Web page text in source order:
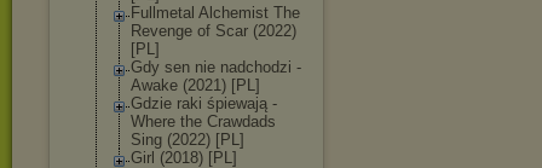
Fullmetal Alchemist The
Revenge of Scar (2022)
[PL]
Gdy sen nie nadchodzi -
Awake (2021) [PL]
Gdzie raki śpiewają -
Where the Crawdads
Sing (2022) [PL]
Girl (2018) [PL]